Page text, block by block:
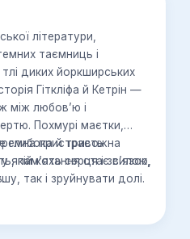
літератури,
таємниць і
диких йоркширських
Гіткліфа й Кетрін —
між любов’ю і
Похмурі маєтки,
пристрасть
кохання стає силою,
так і зруйнувати долі.
глибока й тривожна
пам’ять серця і зв’язок,